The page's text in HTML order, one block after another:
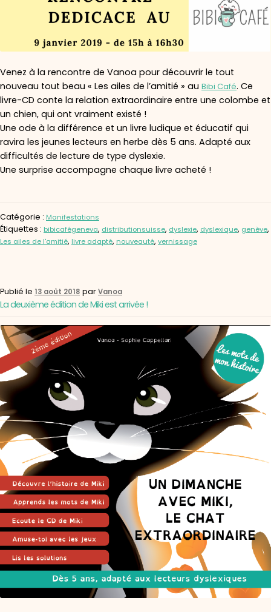
Venez à la rencontre de Vanoa pour découvrir le tout
nouveau tout beau « Les ailes de l’amitié » au Bibi Café. Ce
livre-CD conte la relation extraordinaire entre une colombe et
un chien, qui ont vraiment existé !
Une ode à la différence et un livre ludique et éducatif qui
ravira les jeunes lecteurs en herbe dès 5 ans. Adapté aux
difficultés de lecture de type dyslexie.
Une surprise accompagne chaque livre acheté !
Catégorie : Manifestations
Étiquettes : bibicafégeneva, distributionsuisse, dyslexie, dyslexique, genève,
Les ailes de l'amitié, livre adapté, nouveauté, vernissage
Publié le 13 août 2018 parVanoa
La deuxième édition de Miki est arrivée !